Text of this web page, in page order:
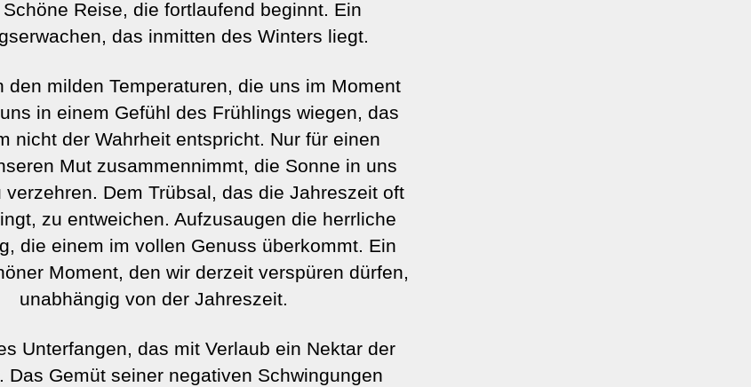
Reise, die fortlaufend beginnt. Ein
das inmitten des Winters liegt.
den milden Temperaturen, die uns im Moment
in einem Gefühl des Frühlings wiegen, das
nicht der Wahrheit entspricht. Nur für einen
Mut zusammennimmt, die Sonne in uns
verzehren. Dem Trübsal, das die Jahreszeit oft
zu entweichen. Aufzusaugen die herrliche
die einem im vollen Genuss überkommt. Ein
Moment, den wir derzeit verspüren dürfen,
unabhängig von der Jahreszeit.
Unterfangen, das mit Verlaub ein Nektar der
Das Gemüt seiner negativen Schwingungen